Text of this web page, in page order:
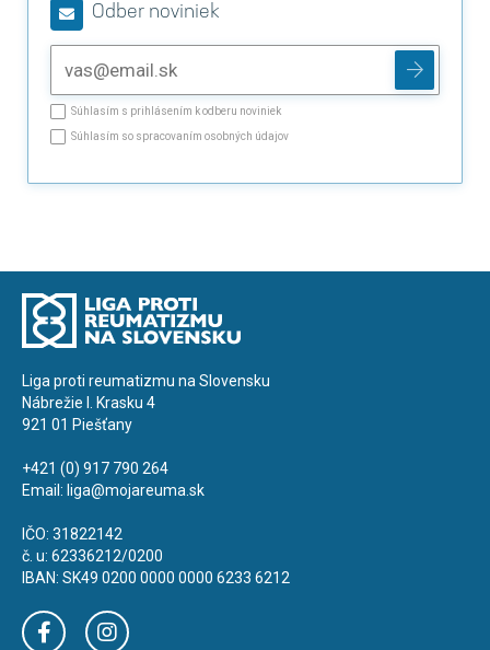
Odber noviniek
Súhlasím s prihlásením k odberu noviniek
Súhlasím so spracovaním osobných údajov
Liga proti reumatizmu na Slovensku
Nábrežie I. Krasku 4
921 01 Piešťany
+421 (0) 917 790 264
Email: liga@mojareuma.sk
IČO: 31822142
č. u: 62336212/0200
IBAN: SK49 0200 0000 0000 6233 6212